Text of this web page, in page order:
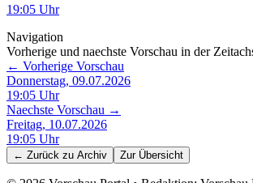
19:05 Uhr
Navigation
Vorherige und naechste Vorschau in der
← Vorherige Vorschau
Donnerstag, 09.07.2026
19:05 Uhr
Naechste Vorschau →
Freitag, 10.07.2026
19:05 Uhr
← Zurück zu Archiv Zur Übersicht